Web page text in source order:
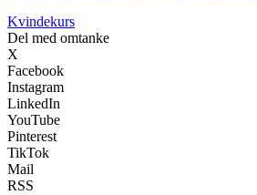
Kvindekurs
Del med omtanke
X
Facebook
Instagram
LinkedIn
YouTube
Pinterest
TikTok
Mail
RSS